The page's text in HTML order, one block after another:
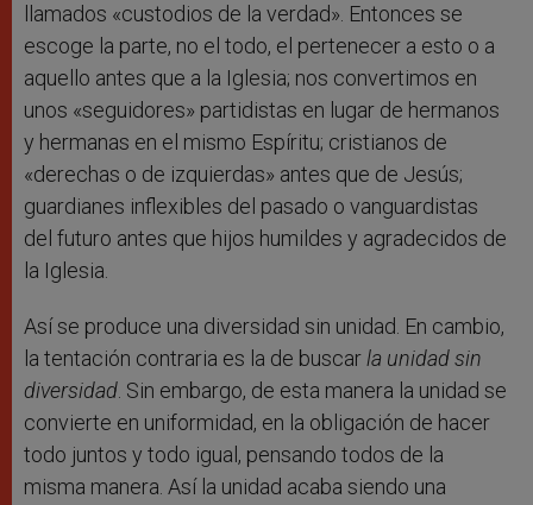
llamados «custodios de la verdad». Entonces se
escoge la parte, no el todo, el pertenecer a esto o a
aquello antes que a la Iglesia; nos convertimos en
unos «seguidores» partidistas en lugar de hermanos
y hermanas en el mismo Espíritu; cristianos de
«derechas o de izquierdas» antes que de Jesús;
guardianes inflexibles del pasado o vanguardistas
del futuro antes que hijos humildes y agradecidos de
la Iglesia.
Así se produce una diversidad sin unidad. En cambio,
la tentación contraria es la de buscarla unidad sin
diversidad . Sin embargo, de esta manera la unidad se
convierte en uniformidad, en la obligación de hacer
todo juntos y todo igual, pensando todos de la
misma manera. Así la unidad acaba siendo una